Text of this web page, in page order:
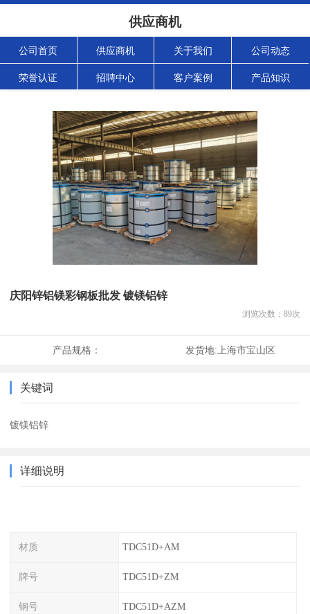
供应商机
公司首页 供应商机 关于我们 公司动态
荣誉认证 招聘中心 客户案例 产品知识
庆阳锌铝镁彩钢板批发 镀镁铝锌
浏览次数： 89次
产品规格： 发货地: 上海市宝山区
关键词
镀镁铝锌
详细说明
材质 TDC51D+AM
牌号 TDC51D+ZM
钢号 TDC51D+AZM